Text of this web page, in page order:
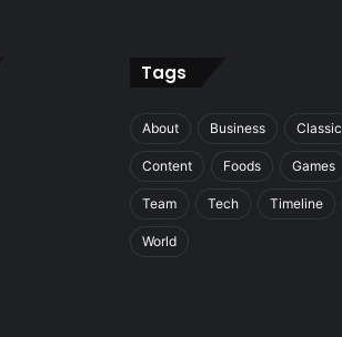
Tags
About Business Classic
Content Foods Games
Team Tech Timeline
World